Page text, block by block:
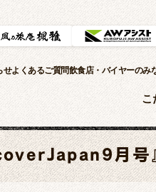
せよくあるご質問飲食店・バイヤーのみ
こ
月号